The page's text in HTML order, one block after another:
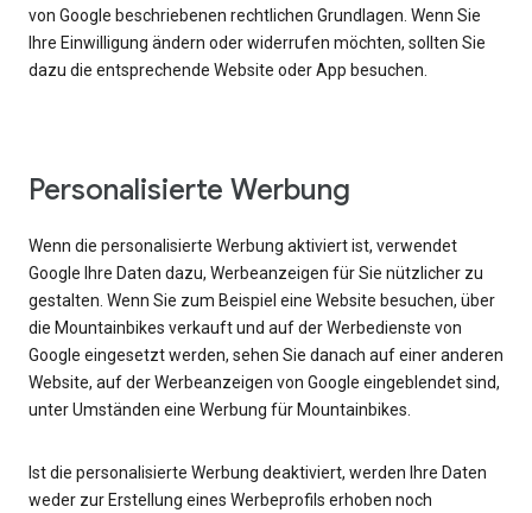
von Google beschriebenen rechtlichen Grundlagen. Wenn Sie
Ihre Einwilligung ändern oder widerrufen möchten, sollten Sie
dazu die entsprechende Website oder App besuchen.
Personalisierte Werbung
Wenn die personalisierte Werbung aktiviert ist, verwendet
Google Ihre Daten dazu, Werbeanzeigen für Sie nützlicher zu
gestalten. Wenn Sie zum Beispiel eine Website besuchen, über
die Mountainbikes verkauft und auf der Werbedienste von
Google eingesetzt werden, sehen Sie danach auf einer anderen
Website, auf der Werbeanzeigen von Google eingeblendet sind,
unter Umständen eine Werbung für Mountainbikes.
Ist die personalisierte Werbung deaktiviert, werden Ihre Daten
weder zur Erstellung eines Werbeprofils erhoben noch